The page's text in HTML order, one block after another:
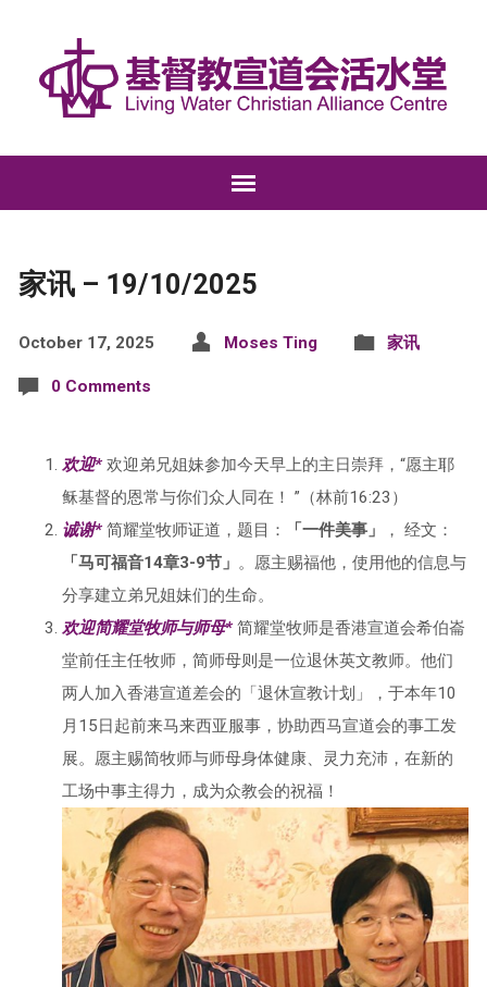
家讯 – 19/10/2025
October 17, 2025 Moses Ting 家讯
0 Comments
欢迎*欢迎弟兄姐妹参加今天早上的主日崇拜，“愿主耶
稣基督的恩常与你们众人同在！ ”（林前16:23）
诚谢*简耀堂牧师证道，题目： 「一件美事」
， 经文：
「马可福音14章3-9节」 。愿主赐福他，使用他的信息与
分享建立弟兄姐妹们的生命。
欢迎简耀堂牧师与师母*简耀堂牧师是香港宣道会希伯崙
堂前任主任牧师，简师母则是一位退休英文教师。他们
两人加入香港宣道差会的「退休宣教计划」，于本年10
月15日起前来马来西亚服事，协助西马宣道会的事工发
展。愿主赐简牧师与师母身体健康、灵力充沛，在新的
工场中事主得力，成为众教会的祝福！